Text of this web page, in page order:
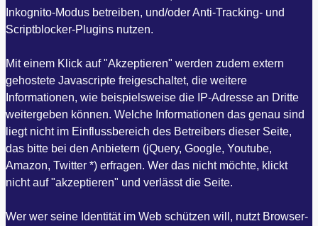
Inkognito-Modus betreiben, und/oder Anti-Tracking- und
Scriptblocker-Plugins nutzen.
Mit einem Klick auf "Akzeptieren" werden zudem extern
gehostete Javascripte freigeschaltet, die weitere
Informationen, wie beispielsweise die IP-Adresse an Dritte
weitergeben können. Welche Informationen das genau sind
liegt nicht im Einflussbereich des Betreibers dieser Seite,
das bitte bei den Anbietern (jQuery, Google, Youtube,
Amazon, Twitter *) erfragen. Wer das nicht möchte, klickt
nicht auf "akzeptieren" und verlässt die Seite.
Wer wer seine Identität im Web schützen will, nutzt Browser-